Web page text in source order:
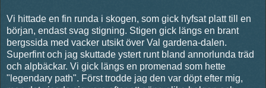
Vi hittade en fin runda i skogen, som gick hyfsat platt till en
början, endast svag stigning. Stigen gick längs en brant
bergssida med vacker utsikt över Val gardena-dalen.
Superfint och jag skuttade ystert runt bland annorlunda träd
och alpbäckar. Vi gick längs en promenad som hette
"legendary path". Först trodde jag den var döpt efter mig,